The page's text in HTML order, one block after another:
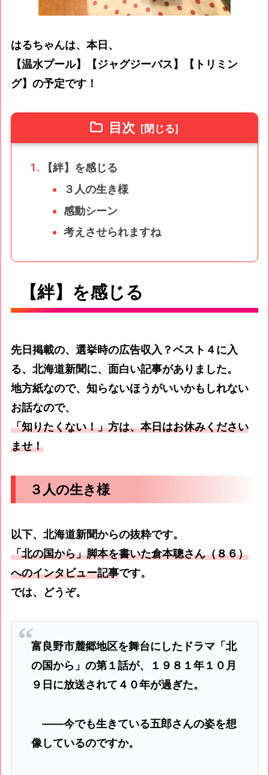
はるちゃんは、本日、
【温水プール】【ジャグジーバス】【トリミン
グ】の予定です！
目次
【絆】を感じる
３人の生き様
感動シーン
考えさせられますね
【絆】を感じる
先日掲載の、選挙時の広告収入？ベスト４に入
る、北海道新聞に、面白い記事がありました。
地方紙なので、知らないほうがいいかもしれない
お話なので、
「知りたくない！」方は、本日はお休みください
ませ！
３人の生き様
以下、北海道新聞からの抜粋です。
「北の国から」脚本を書いた倉本聰さん（８６）
へのインタビュー記事です。
では、どうぞ。
富良野市麓郷地区を舞台にしたドラマ「北
の国から」の第１話が、１９８１年１０月
９日に放送されて４０年が過ぎた。
――今でも生きている五郎さんの姿を想
像しているのですか。